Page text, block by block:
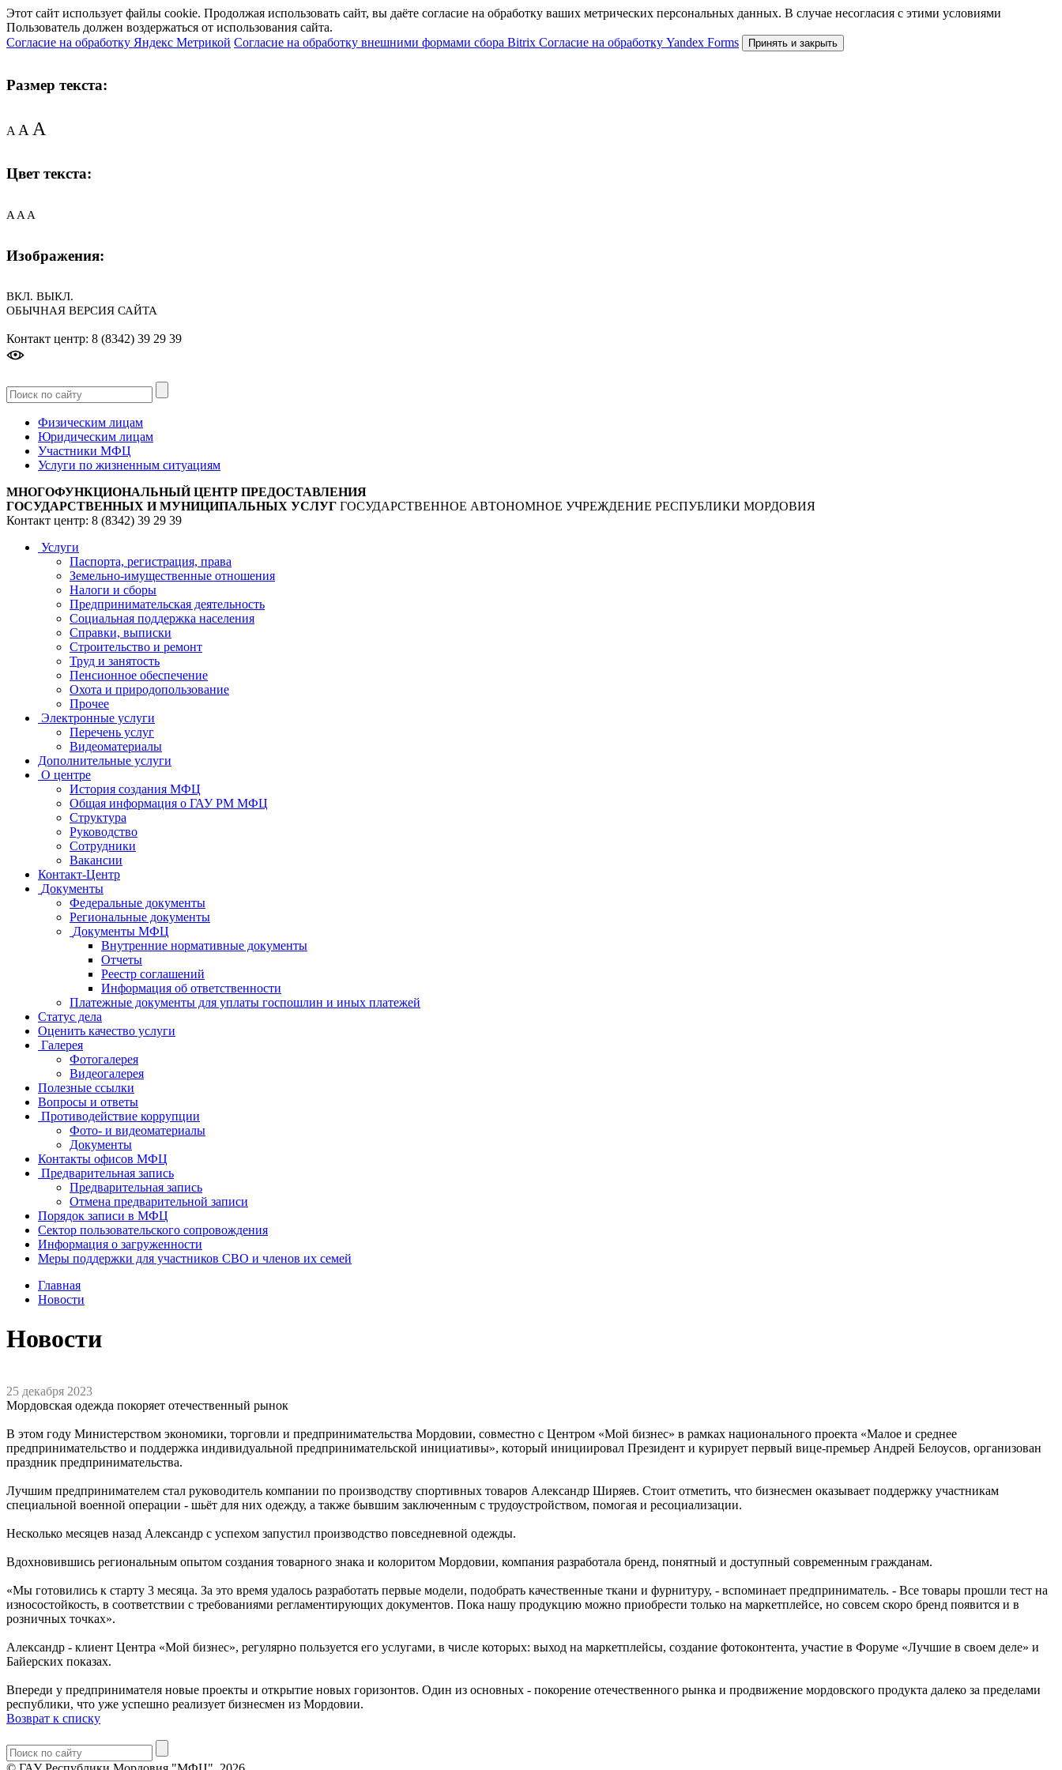
Этот сайт использует файлы cookie. Продолжая использовать сайт, вы даёте согласие на обработку ваших метрических персональных данных. В случае несогласия с этими условиями
Пользователь должен воздержаться от использования сайта.
Согласие на обработку Яндекс Метрикой Согласие на обработку внешними формами сбора Bitrix Согласие на обработку Yandex Forms Принять и закрыть
Размер текста:
AAA
Цвет текста:
A A A
Изображения:
ВКЛ. ВЫКЛ.
ОБЫЧНАЯ ВЕРСИЯ САЙТА
Контакт центр: 8 (8342) 39 29 39
Физическим лицам
Юридическим лицам
Участники МФЦ
Услуги по жизненным ситуациям
МНОГОФУНКЦИОНАЛЬНЫЙ ЦЕНТР ПРЕДОСТАВЛЕНИЯ
ГОСУДАРСТВЕННЫХ И МУНИЦИПАЛЬНЫХ УСЛУГ ГОСУДАРСТВЕННОЕ АВТОНОМНОЕ УЧРЕЖДЕНИЕ РЕСПУБЛИКИ МОРДОВИЯ
Контакт центр: 8 (8342) 39 29 39
Услуги
Паспорта, регистрация, права
Земельно-имущественные отношения
Налоги и сборы
Предпринимательская деятельность
Социальная поддержка населения
Справки, выписки
Строительство и ремонт
Труд и занятость
Пенсионное обеспечение
Охота и природопользование
Прочее
Электронные услуги
Перечень услуг
Видеоматериалы
Дополнительные услуги
О центре
История создания МФЦ
Общая информация о ГАУ РМ МФЦ
Структура
Руководство
Сотрудники
Вакансии
Контакт-Центр
Документы
Федеральные документы
Региональные документы
Документы МФЦ
Внутренние нормативные документы
Отчеты
Реестр соглашений
Информация об ответственности
Платежные документы для уплаты госпошлин и иных платежей
Статус дела
Оценить качество услуги
Галерея
Фотогалерея
Видеогалерея
Полезные ссылки
Вопросы и ответы
Противодействие коррупции
Фото- и видеоматериалы
Документы
Контакты офисов МФЦ
Предварительная запись
Предварительная запись
Отмена предварительной записи
Порядок записи в МФЦ
Сектор пользовательского сопровождения
Информация о загруженности
Меры поддержки для участников СВО и членов их семей
Главная
Новости
Новости
25 декабря 2023
Мордовская одежда покоряет отечественный рынок
В этом году Министерством экономики, торговли и предпринимательства Мордовии, совместно с Центром «Мой бизнес» в рамках национального проекта «Малое и среднее
предпринимательство и поддержка индивидуальной предпринимательской инициативы», который инициировал Президент и курирует первый вице-премьер Андрей Белоусов, организован
праздник предпринимательства.
Лучшим предпринимателем стал руководитель компании по производству спортивных товаров Александр Ширяев. Стоит отметить, что бизнесмен оказывает поддержку участникам
специальной военной операции - шьёт для них одежду, а также бывшим заключенным с трудоустройством, помогая и ресоциализации.
Несколько месяцев назад Александр с успехом запустил производство повседневной одежды.
Вдохновившись региональным опытом создания товарного знака и колоритом Мордовии, компания разработала бренд, понятный и доступный современным гражданам.
«Мы готовились к старту 3 месяца. За это время удалось разработать первые модели, подобрать качественные ткани и фурнитуру, - вспоминает предприниматель. - Все товары прошли тест на
износостойкость, в соответствии с требованиями регламентирующих документов. Пока нашу продукцию можно приобрести только на маркетплейсе, но совсем скоро бренд появится и в
розничных точках».
Александр - клиент Центра «Мой бизнес», регулярно пользуется его услугами, в числе которых: выход на маркетплейсы, создание фотоконтента, участие в Форуме «Лучшие в своем деле» и
Байерских показах.
Впереди у предпринимателя новые проекты и открытие новых горизонтов. Один из основных - покорение отечественного рынка и продвижение мордовского продукта далеко за пределами
республики, что уже успешно реализует бизнесмен из Мордовии.
Возврат к списку